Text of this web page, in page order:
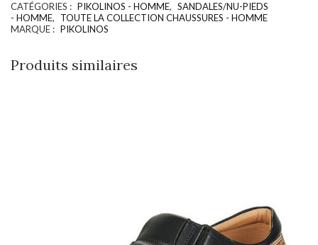
CATÉGORIES : PIKOLINOS - HOMME, SANDALES/NU-PIEDS
- HOMME,
TOUTE LA COLLECTION CHAUSSURES - HOMME
MARQUE : PIKOLINOS
Produits similaires